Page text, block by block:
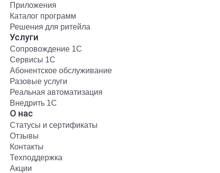
Приложения
Каталог программ
Решения для ритейла
Услуги
Сопровождение 1С
Сервисы 1С
Абонентское обслуживание
Разовые услуги
Реальная автоматизация
Внедрить 1С
О нас
Статусы и сертификаты
Отзывы
Контакты
Техподдержка
Акции